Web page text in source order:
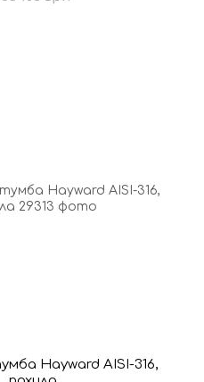
Hayward AISI-316,